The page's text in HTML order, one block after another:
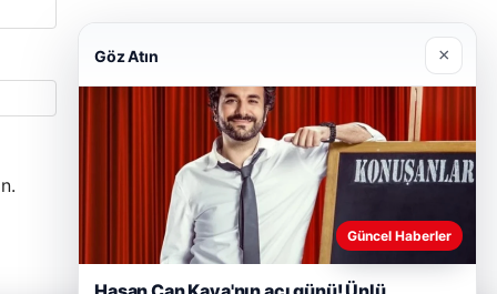
Göz Atın ×
Güncel Haberler